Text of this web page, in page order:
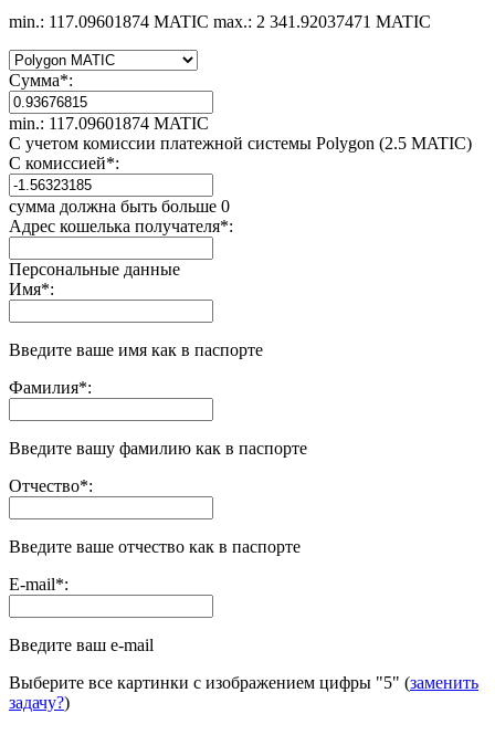
min.: 117.09601874 MATIC max.: 2 341.92037471 MATIC
Сумма*:
min.: 117.09601874 MATIC
С учетом комиссии платежной системы Polygon (2.5 MATIC)
С комиссией*:
сумма должна быть больше 0
Адрес кошелька получателя*:
Персональные данные
Имя*:
Введите ваше имя как в паспорте
Фамилия*:
Введите вашу фамилию как в паспорте
Отчество*:
Введите ваше отчество как в паспорте
E-mail*:
Введите ваш e-mail
Выберите все картинки с изображением цифры "5" (заменить
задачу?)